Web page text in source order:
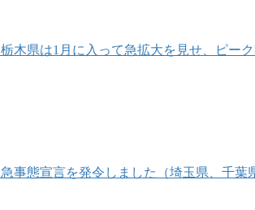
県は1月に入って急拡大を見せ、ピー
態宣言を発令しました（埼玉県、千葉